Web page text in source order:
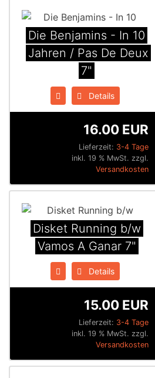
Die Benjamins - In 10
Jahren / Pas De Deux
7"
Details
Lieferzeit: 3-4 Tage
16.00 EUR
inkl. 19 % MwSt. zzgl.
Versandkosten
Disket Running b/w
Vamos A Ganar 7"
Details
Lieferzeit: 3-4 Tage
15.00 EUR
inkl. 19 % MwSt. zzgl.
Versandkosten